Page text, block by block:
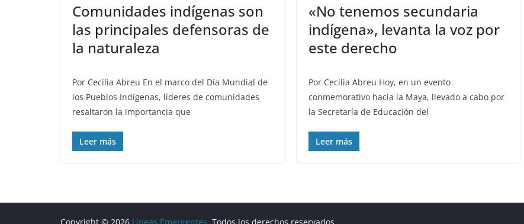
Comunidades indígenas son
las principales defensoras de
la naturaleza
Por Cecilia Abreu En el marco del Día Mundial de
los Pueblos Indígenas, líderes de comunidades
resaltaron la importancia que
Leer más
«No tenemos secundaria
indígena», levanta la voz por
este derecho
Por Cecilia Abreu Hoy, en un evento
conmemorativo hacia la Maya, llevado a cabo por
la Secretaría de Educación del
Leer más